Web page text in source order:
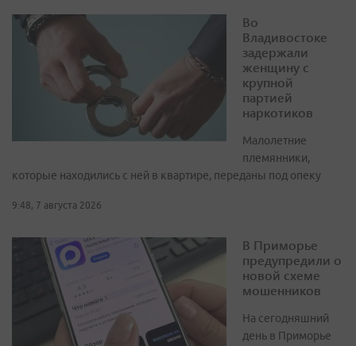
Во
Владивостоке
задержали
женщину с
крупной
партией
наркотиков
Малолетние
племянники,
которые находились с ней в квартире, переданы под опеку
9:48, 7 августа 2026
В Приморье
предупредили о
новой схеме
мошенников
На сегодняшний
день в Приморье